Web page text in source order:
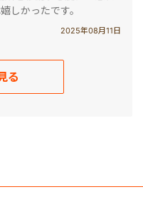
しかったです。
2025年08月11日
る